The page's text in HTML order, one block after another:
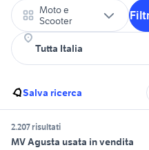
Moto e
Scooter
Salva ricerca
2.207 risultati
MV Agusta usata in vendita